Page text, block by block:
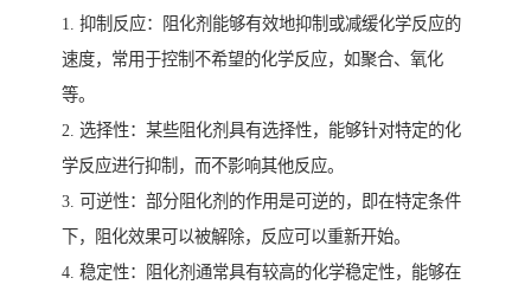
1. 抑制反应：阻化剂能够有效地抑制或减缓化学反应的
速度，常用于控制不希望的化学反应，如聚合、氧化
等。
2. 选择性：某些阻化剂具有选择性，能够针对特定的化
学反应进行抑制，而不影响其他反应。
3. 可逆性：部分阻化剂的作用是可逆的，即在特定条件
下，阻化效果可以被解除，反应可以重新开始。
4. 稳定性：阻化剂通常具有较高的化学稳定性，能够在